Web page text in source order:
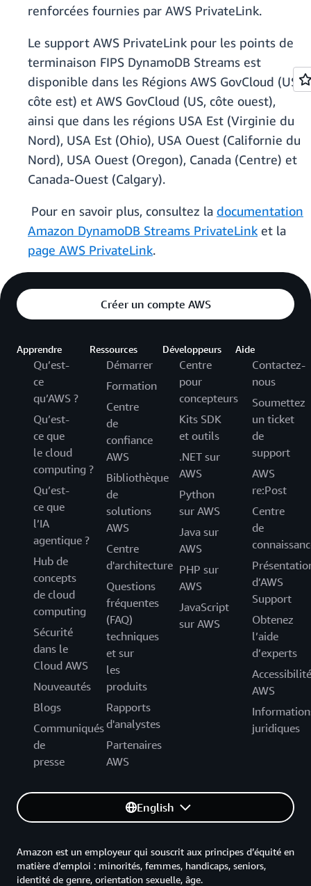
renforcées fournies par AWS PrivateLink.
Le support AWS PrivateLink pour les points de
terminaison FIPS DynamoDB Streams est
disponible dans les Régions AWS GovCloud (US,
côte est) et AWS GovCloud (US, côte ouest),
ainsi que dans les régions USA Est (Virginie du
Nord), USA Est (Ohio), USA Ouest (Californie du
Nord), USA Ouest (Oregon), Canada (Centre) et
Canada-Ouest (Calgary).
Pour en savoir plus, consultez la documentation
Amazon DynamoDB Streams PrivateLink et la
page AWS PrivateLink.
Créer un compte AWS
Apprendre
Qu’est-
ce
qu’AWS ?
Qu’est-
ce que
le cloud
computing ?
Qu’est-
ce que
l’IA
agentique ?
Hub de
concepts
de cloud
computing
Sécurité
dans le
Cloud AWS
Nouveautés
Blogs
Communiqués
de
presse
Ressources
Démarrer
Formation
Centre
de
confiance
AWS
Bibliothèque
de
solutions
AWS
Centre
d'architecture
Questions
fréquentes
(FAQ)
techniques
et sur
les
produits
Rapports
d'analystes
Partenaires
AWS
Développeurs
Centre
pour
concepteurs
Kits SDK
et outils
.NET sur
AWS
Python
sur AWS
Java sur
AWS
PHP sur
AWS
JavaScript
sur AWS
Aide
Contactez-
nous
Soumettez
un ticket
de
support
AWS
re:Post
Centre
de
d’AWS
Support
Obtenez
l’aide
d’experts
Accessibilité
AWS
juridiques
English
Amazon est un employeur qui souscrit aux principes d’équité en
matière d’emploi : minorités, femmes, handicaps, seniors,
identité de genre, orientation sexuelle, âge.